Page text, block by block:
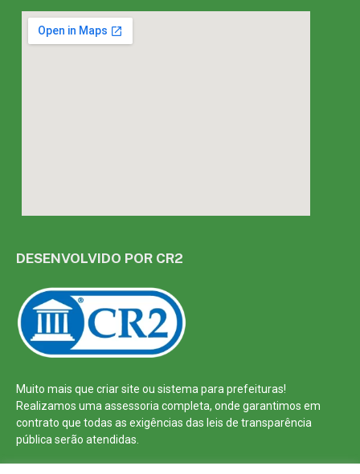
DESENVOLVIDO POR CR2
Muito mais que criar site ou sistema para prefeituras!
Realizamos uma assessoria completa, onde garantimos em
contrato que todas as exigências das leis de transparência
pública serão atendidas.